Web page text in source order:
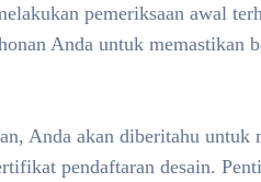
pemeriksaan awal
Anda untuk memastikan
Anda akan diberitahu untuk
pendaftaran desain.